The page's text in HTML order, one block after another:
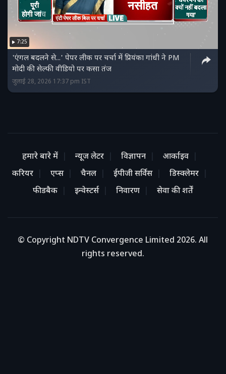
7:25
'एंगल बदलने से...' पेपर लीक पर चर्चा में प्रियंका गांधी ने PM
मोदी की सेल्‍फी वीडियो पर कसा तंज
जुलाई 28, 2026 17:37 pm IST
हमारे बारे में न्यूज लेटर विज्ञापन
आर्काइव
करियर
एप्स चैनल ईपीजी सर्विस
डिस्क्लेमर
फीडबैक
इन्वेस्टर्स निवारण सेवा की शर्तें
© Copyright NDTV Convergence Limited 2026. All
rights reserved.